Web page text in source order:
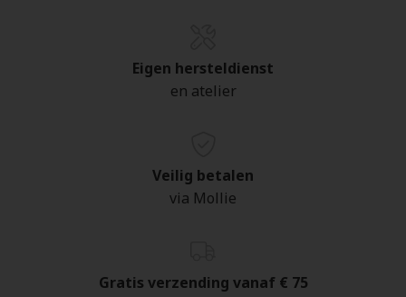
Eigen hersteldienst
en atelier
Veilig betalen
via Mollie
Gratis verzending vanaf € 75